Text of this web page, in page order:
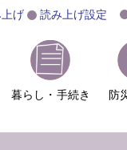
げ 読み上げ設定
暮らし・手続き 防